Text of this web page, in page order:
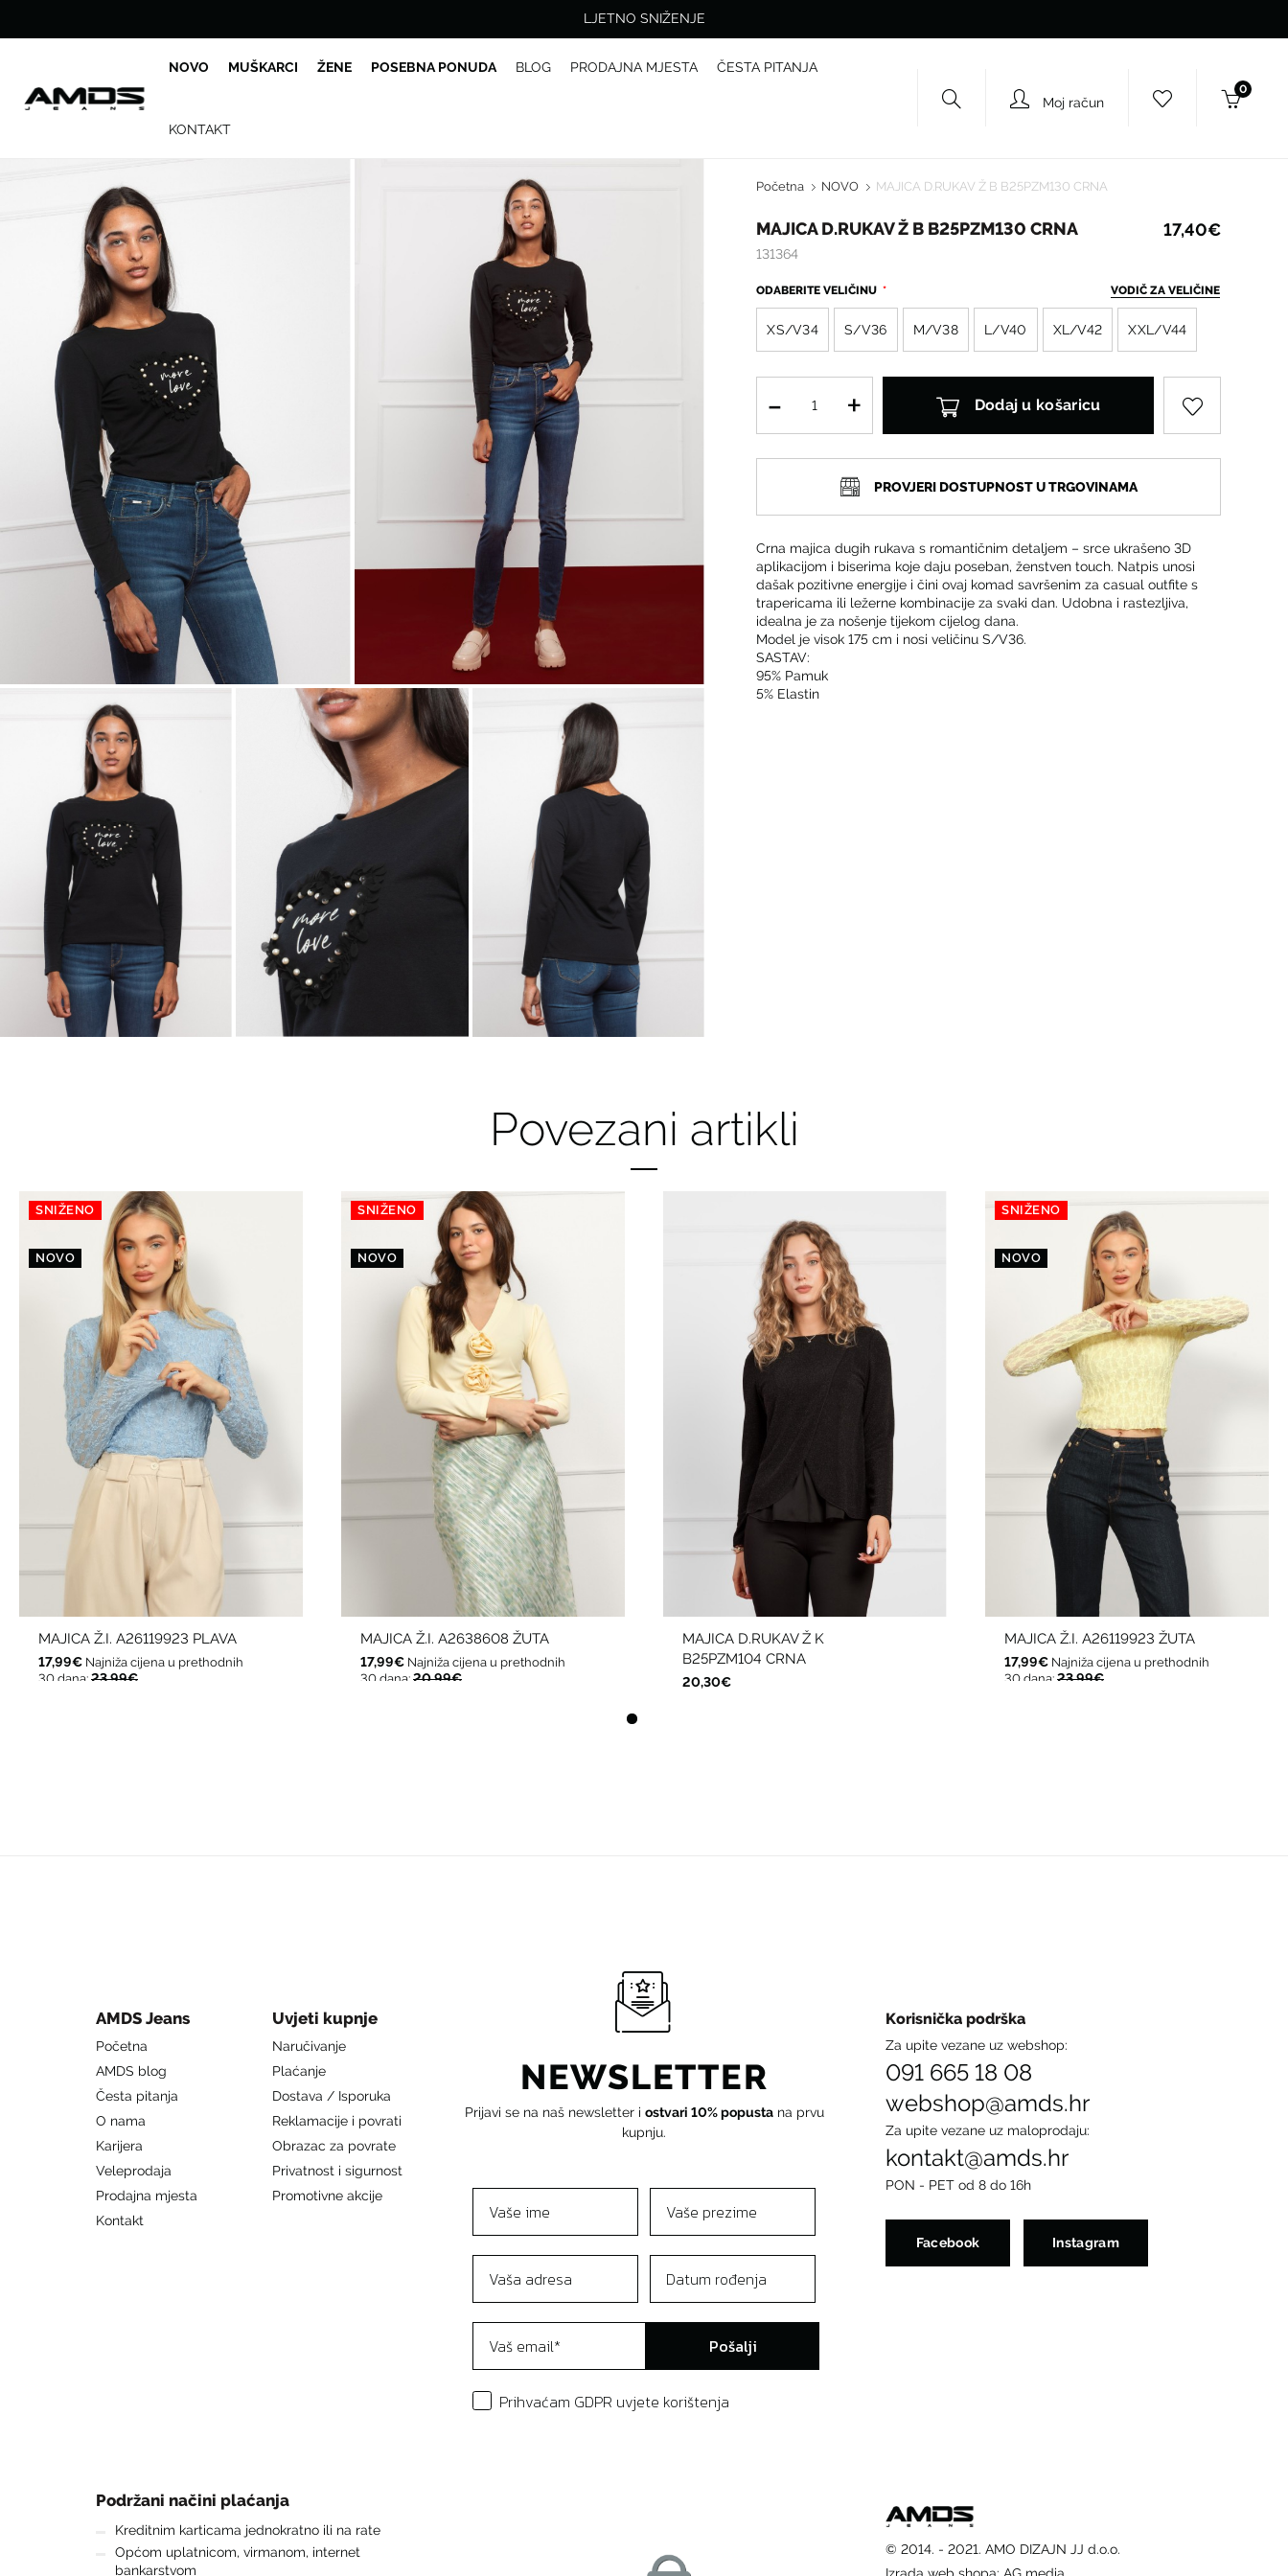
LJETNO SNIŽENJE
NOVO MUŠKARCI ŽENE POSEBNA PONUDA BLOG PRODAJNA MJESTA ČESTA PITANJA
KONTAKT
Moj račun
0
Početna NOVO MAJICA D.RUKAV Ž B B25PZM130 CRNA
MAJICA D.RUKAV Ž B B25PZM130 CRNA
131364
17,40€
ODABERITE VELIČINU VODIČ ZA VELIČINE
XS/V34 S/V36 M/V38 L/V40 XL/V42 XXL/V44
Dodaj u košaricu
PROVJERI DOSTUPNOST U TRGOVINAMA
Crna majica dugih rukava s romantičnim detaljem – srce ukrašeno 3D
aplikacijom i biserima koje daju poseban, ženstven touch. Natpis unosi
dašak pozitivne energije i čini ovaj komad savršenim za casual outfite s
trapericama ili ležerne kombinacije za svaki dan. Udobna i rastezljiva,
idealna je za nošenje tijekom cijelog dana.
Model je visok 175 cm i nosi veličinu S/V36.
SASTAV:
95% Pamuk
5% Elastin
Povezani artikli
SNIŽENO
NOVO
MAJICA Ž.I. A26119923 PLAVA
17,99€ Najniža cijena u prethodnih
30 dana: 23,99€
SNIŽENO
NOVO
MAJICA Ž.I. A2638608 ŽUTA
17,99€ Najniža cijena u prethodnih
30 dana: 20,99€
MAJICA D.RUKAV Ž K
B25PZM104 CRNA
20,30€
SNIŽENO
NOVO
MAJICA Ž.I. A26119923 ŽUTA
17,99€ Najniža cijena u prethodnih
30 dana: 23,99€
AMDS Jeans
Početna
AMDS blog
Česta pitanja
O nama
Karijera
Veleprodaja
Prodajna mjesta
Kontakt
Uvjeti kupnje
Naručivanje
Plaćanje
Dostava / Isporuka
Reklamacije i povrati
Obrazac za povrate
Privatnost i sigurnost
Promotivne akcije
NEWSLETTER
Prijavi se na naš newsletter i ostvari 10% popustana prvu
kupnju.
Pošalji
Prihvaćam GDPR uvjete korištenja
Korisnička podrška
Za upite vezane uz webshop:
091 665 18 08
webshop@amds.hr
Za upite vezane uz maloprodaju:
kontakt@amds.hr
PON - PET od 8 do 16h
Facebook Instagram
Podržani načini plaćanja
Kreditnim karticama jednokratno ili na rate
Općom uplatnicom, virmanom, internet
bankarstvom
© 2014. - 2021. AMO DIZAJN JJ d.o.o.